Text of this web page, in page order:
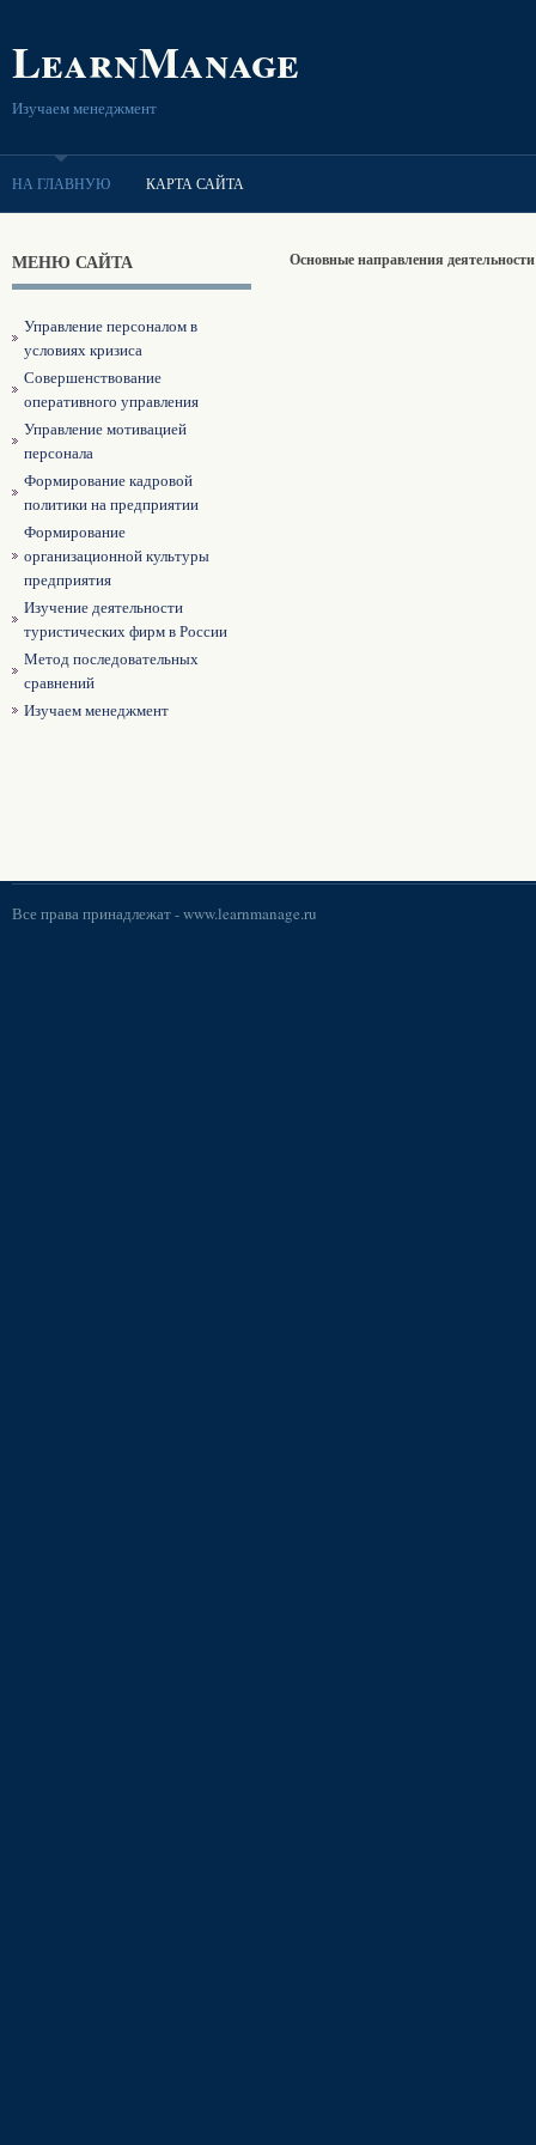
LearnManage
Изучаем менеджмент
НА ГЛАВНУЮ КАРТА САЙТА
МЕНЮ САЙТА
Управление персоналом в
условиях кризиса
Совершенствование
оперативного управления
Управление мотивацией
персонала
Формирование кадровой
политики на предприятии
Формирование
организационной культуры
предприятия
Изучение деятельности
туристических фирм в России
Метод последовательных
сравнений
Изучаем менеджмент
Основные направления деятельности
Все права принадлежат -www.learnmanage.ru